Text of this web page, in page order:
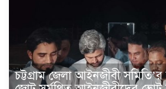
চট্টগ্রাম জেলা আইনজীবী